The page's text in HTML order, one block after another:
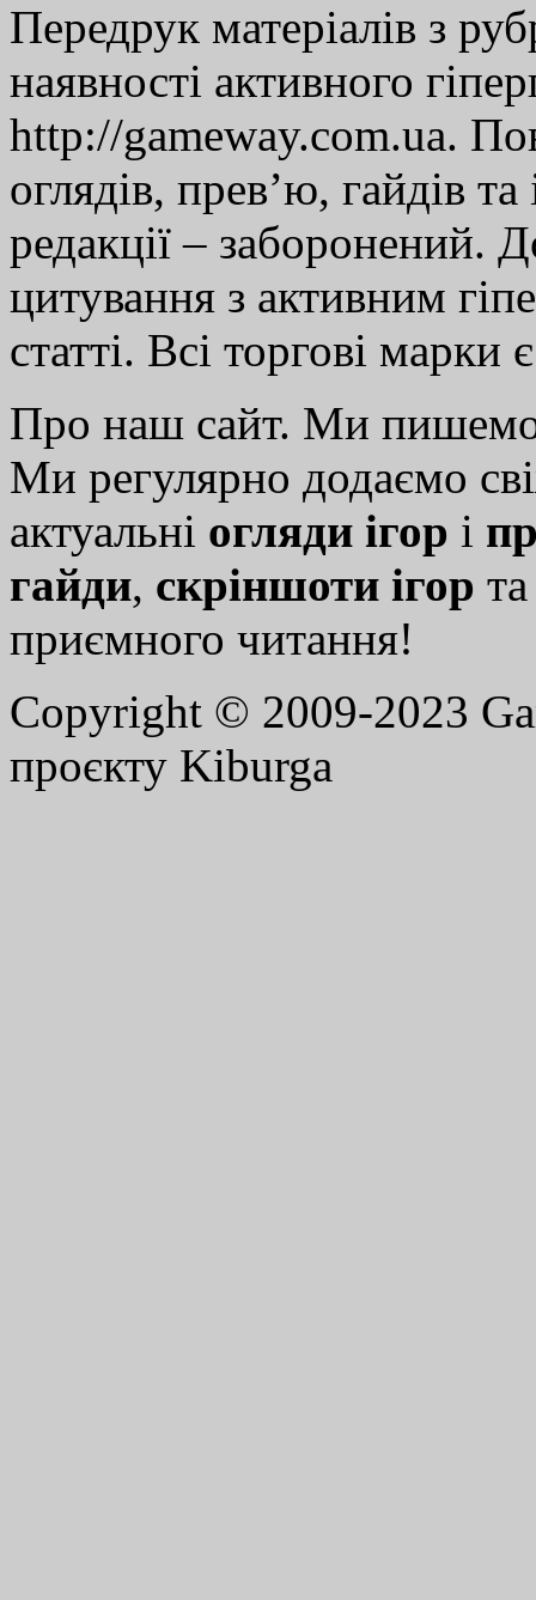
Передрук матеріалів з
наявності активного
http://gameway.com.ua.
оглядів, прев’ю, гайдів
редакції – заборонений.
цитування з активним
статті. Всі торгові марки
Про наш сайт. Ми
Ми регулярно додаємо
актуальні огляди ігор і
гайди, скріншоти ігор
приємного читання!
Copyright © 2009-2023
проєкту Kiburga